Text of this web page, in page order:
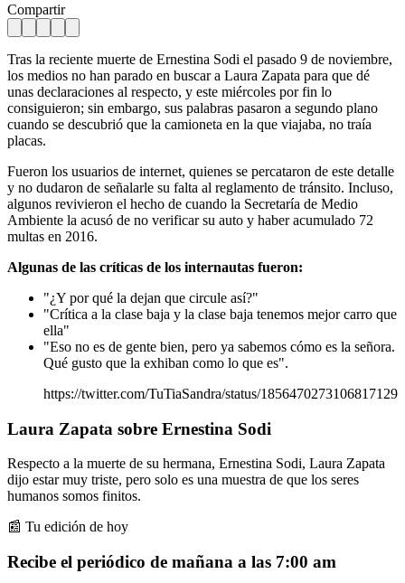
Compartir
Tras la reciente muerte de Ernestina Sodi el pasado 9 de noviembre,
los medios no han parado en buscar a Laura Zapata para que dé
unas declaraciones al respecto, y este miércoles por fin lo
consiguieron; sin embargo, sus palabras pasaron a segundo plano
cuando se descubrió que la camioneta en la que viajaba, no traía
placas.
Fueron los usuarios de internet, quienes se percataron de este detalle
y no dudaron de señalarle su falta al reglamento de tránsito. Incluso,
algunos revivieron el hecho de cuando la Secretaría de Medio
Ambiente la acusó de no verificar su auto y haber acumulado 72
multas en 2016.
Algunas de las críticas de los internautas fueron:
"¿Y por qué la dejan que circule así?"
"Crítica a la clase baja y la clase baja tenemos mejor carro que
ella"
"Eso no es de gente bien, pero ya sabemos cómo es la señora.
Qué gusto que la exhiban como lo que es".
https://twitter.com/TuTiaSandra/status/1856470273106817129
Laura Zapata sobre Ernestina Sodi
Respecto a la muerte de su hermana, Ernestina Sodi, Laura Zapata
dijo estar muy triste, pero solo es una muestra de que los seres
humanos somos finitos.
📰 Tu edición de hoy
Recibe el periódico de mañana a las 7:00 am